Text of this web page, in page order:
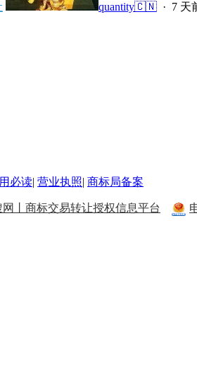
quantity🇨🇳 · 7 天
必读| 营业执照| 商标局备案
网丨商标交易转让授权信息平台